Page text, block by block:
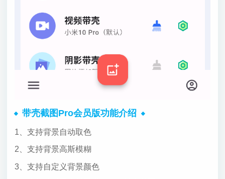
带壳截图Pro会员版功能介绍
1、支持背景自动取色
2、支持背景高斯模糊
3、支持自定义背景颜色